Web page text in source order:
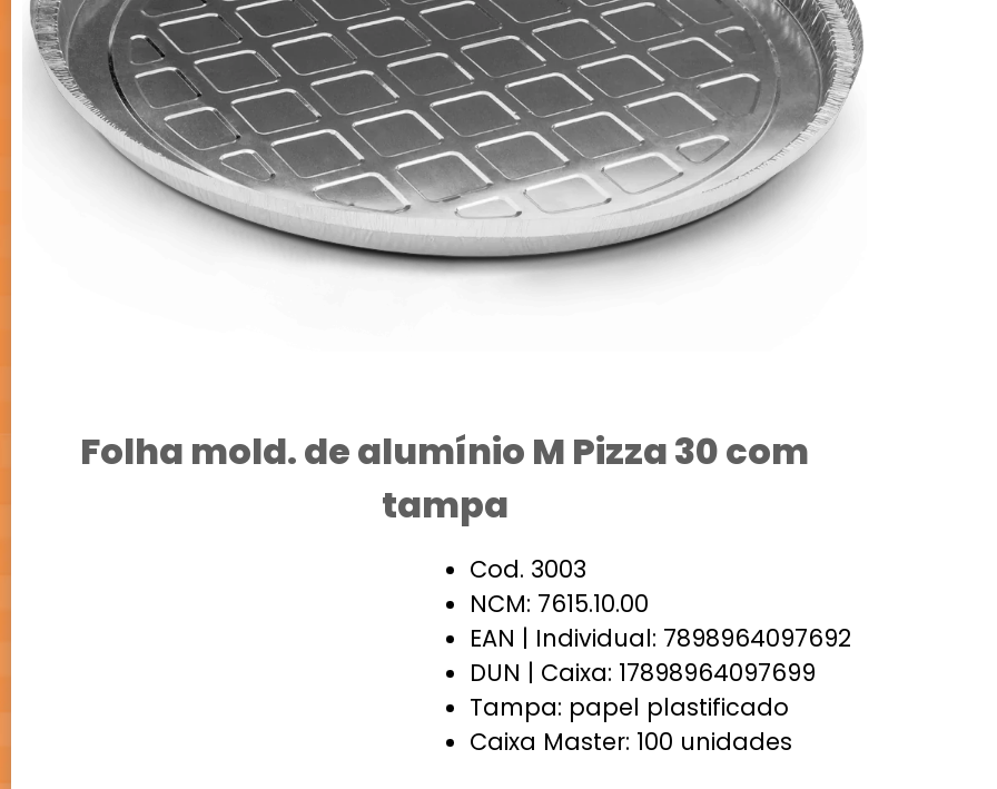
Folha mold. de alumínio M Pizza 30 com
tampa
Cod. 3003
NCM: 7615.10.00
EAN | Individual: 7898964097692
DUN | Caixa: 17898964097699
Tampa: papel plastificado
Caixa Master: 100 unidades